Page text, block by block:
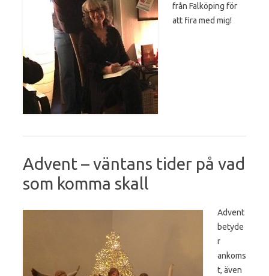
från Falköping för
att fira med mig!
Advent – väntans tider på vad
som komma skall
Advent
betyde
r
ankoms
t, även